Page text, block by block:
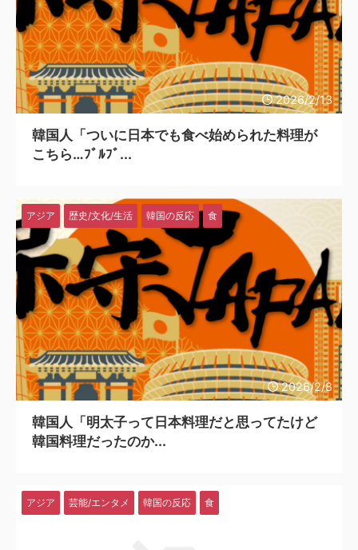
2026/2/13
韓国人「ついに日本でも食べ始められた料理が
こちら…ﾌﾞﾙﾌﾞ...
2026/2/8
アジア 歴史/文化/生活 韓国の反応 食
韓国人「明太子って日本料理だと思ってたけど
韓国料理だったのか...
アジア 芸能/エンタメ 韓国の反応 食